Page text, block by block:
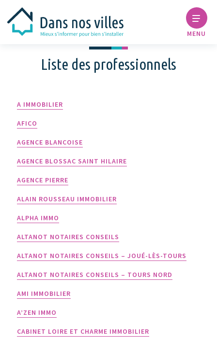
MENU
Liste des professionnels
A IMMOBILIER
AFICO
AGENCE BLANCOISE
AGENCE BLOSSAC SAINT HILAIRE
AGENCE PIERRE
ALAIN ROUSSEAU IMMOBILIER
ALPHA IMMO
ALTANOT NOTAIRES CONSEILS
ALTANOT NOTAIRES CONSEILS – JOUÉ-LÈS-TOURS
ALTANOT NOTAIRES CONSEILS – TOURS NORD
AMI IMMOBILIER
A’ZEN IMMO
CABINET LOIRE ET CHARME IMMOBILIER